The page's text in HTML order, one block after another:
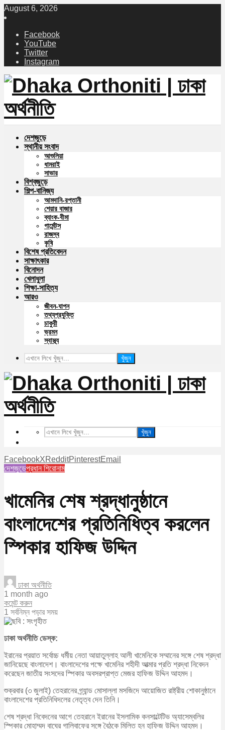
August 6, 2026
Facebook
YouTube
Twitter
Instagram
দেশজুড়ে
স্থানীয় সংবাদ
আশুলিয়া
ধামরাই
সাভার
বিশ্বজুড়ে
শিল্প-বানিজ্য
আমদানি-রপ্তানী
শেয়ার বাজার
ব্যাংক-বীমা
গার্মেন্টস
রাজস্ব
কৃষি
বিশেষ প্রতিবেদন
সাক্ষাৎকার
বিনোদন
খেলাধুলা
শিক্ষা-সাহিত্য
আরও
জীবন-যাপন
তথ্যপ্রযুক্তি
চাকুরী
ভ্রমন
স্বাস্থ্য
খুঁজুন
খুঁজুন
FacebookXRedditPinterestEmail
দেশজুড়েপ্রধান শিরোনাম
খামেনির শেষ শ্রদ্ধানুষ্ঠানে
বাংলাদেশের প্রতিনিধিত্ব করলেন
স্পিকার হাফিজ উদ্দিন
ঢাকা অর্থনীতি
1 month ago
কমেন্ট করুন
1 সর্বনিম্ন পড়ার সময়
ঢাকা অর্থনীতি ডেস্ক:
ইরানের প্রয়াত সর্বোচ্চ ধর্মীয় নেতা আয়াতুল্লাহ আলী খামেনিকে সম্মানের সঙ্গে শেষ শ্রদ্ধা
জানিয়েছে বাংলাদেশ। বাংলাদেশের পক্ষে খামেনির শহীদী আত্মার প্রতি শ্রদ্ধা নিবেদন
করেছেন জাতীয় সংসদের স্পিকার অবসরপ্রাপ্ত মেজর হাফিজ উদ্দিন আহমদ।
শুক্রবার (৩ জুলাই) তেহরানের গ্র্যান্ড মোসাল্লা মসজিদে আয়োজিত রাষ্ট্রীয় শোকানুষ্ঠানে
বাংলাদেশের প্রতিনিধিদলের নেতৃত্ব দেন তিনি।
শেষ শ্রদ্ধা নিবেদনের আগে তেহরানে ইরানের ইসলামিক কনসাল্টেটিভ অ্যাসেম্বলির
স্পিকার মোহাম্মদ বাঘের গালিবাফের সঙ্গে বৈঠকে মিলিত হন হাফিজ উদ্দিন আহমদ।